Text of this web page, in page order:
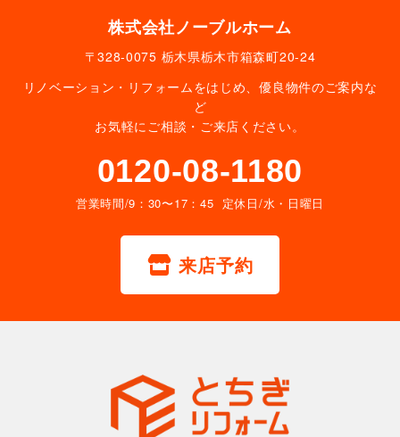
株式会社ノーブルホーム
〒328-0075 栃木県栃木市箱森町20-24
リノベーション・リフォームをはじめ、優良物件のご案内な
ど
お気軽にご相談・ご来店ください。
0120-08-1180
営業時間/9：30〜17：45 定休日/水・日曜日
来店予約